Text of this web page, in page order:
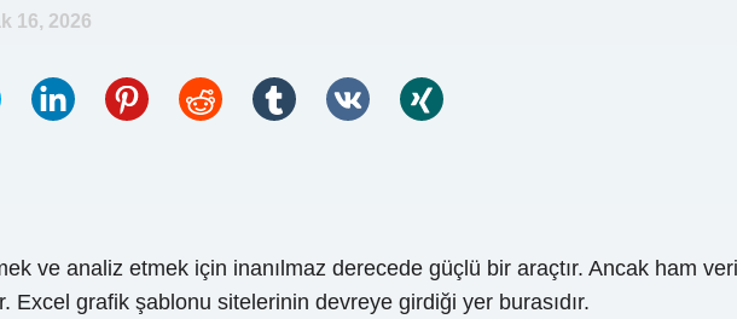
16, 2026
ve analiz etmek için inanılmaz derecede güçlü bir araçtır. Ancak ham
Excel grafik şablonu sitelerinin devreye girdiği yer burasıdır.